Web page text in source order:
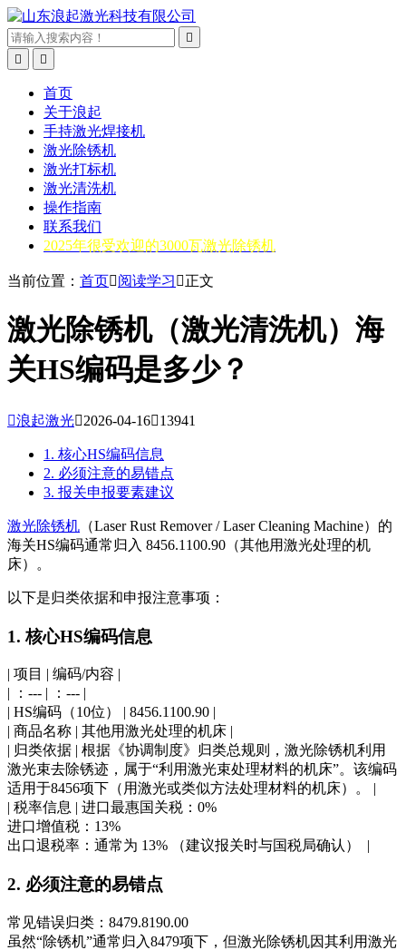



首页
关于浪起
手持激光焊接机
激光除锈机
激光打标机
激光清洗机
操作指南
联系我们
2025年很受欢迎的3000瓦激光除锈机
当前位置： 首页阅读学习 正文
激光除锈机（激光清洗机）海
关HS编码是多少？
浪起激光2026-04-1613941
1. 核心HS编码信息
2. 必须注意的易错点
3. 报关申报要素建议
激光除锈机 （Laser Rust Remover / Laser Cleaning Machine）的
海关HS编码通常归入 8456.1100.90（其他用激光处理的机
床）。
以下是归类依据和申报注意事项：
1. 核心HS编码信息
| 项目 | 编码/内容 |
| ：--- | ：--- |
| HS编码（10位） | 8456.1100.90 |
| 商品名称 | 其他用激光处理的机床 |
| 归类依据 | 根据《协调制度》归类总规则，激光除锈机利用
激光束去除锈迹，属于“利用激光束处理材料的机床”。该编码
适用于8456项下（用激光或类似方法处理材料的机床）
。 |
| 税率信息 | 进口最惠国关税：0%
进口增值税：13%
出口退税率：通常为 13% （建议报关时与国税局确认）
|
2. 必须注意的易错点
常见错误归类：8479.8190.00
虽然“除锈机”通常归入8479项下，但激光除锈机因其利用激光